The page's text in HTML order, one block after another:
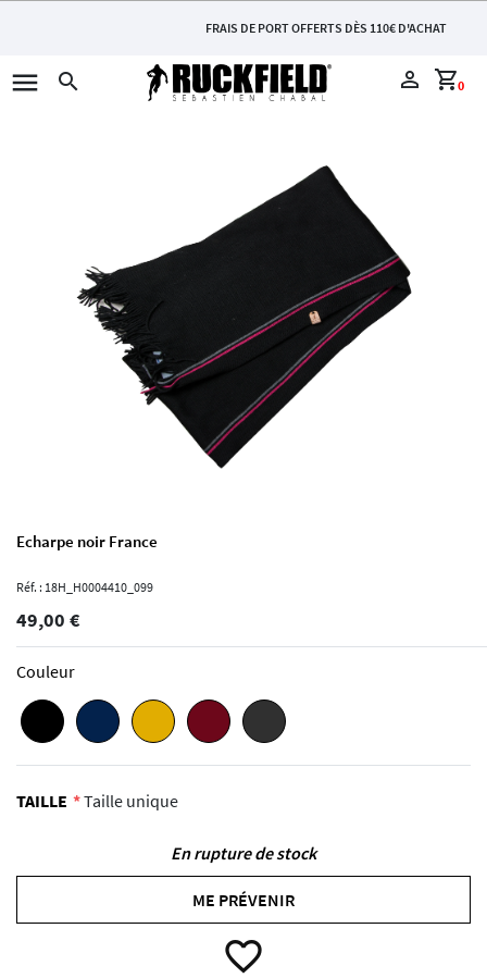
FRAIS DE PORT OFFERTS DÈS 110€ D'ACHAT
menu search perm_identity 0
shopping_cart
Echarpe noir France
Réf. : 18H_H0004410_099
49,00 €
Couleur
TAILLE Taille unique
En rupture de stock
ME PRÉVENIR
favorite_border